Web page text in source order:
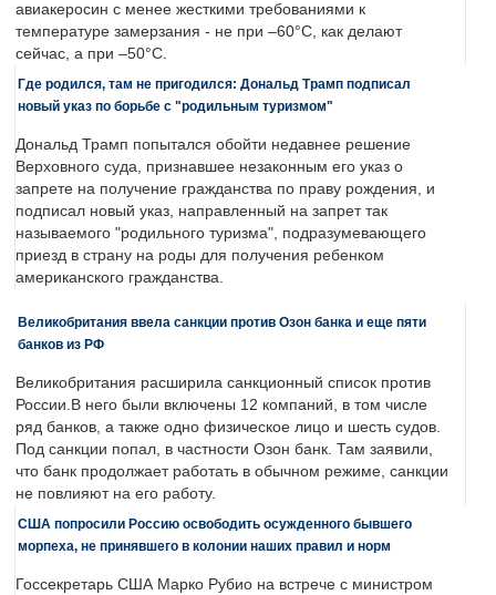
авиакеросин с менее жесткими требованиями к
температуре замерзания - не при –60°C, как делают
сейчас, а при –50°C.
Где родился, там не пригодился: Дональд Трамп подписал
новый указ по борьбе с "родильным туризмом"
Дональд Трамп попытался обойти недавнее решение
Верховного суда, признавшее незаконным его указ о
запрете на получение гражданства по праву рождения, и
подписал новый указ, направленный на запрет так
называемого "родильного туризма", подразумевающего
приезд в страну на роды для получения ребенком
американского гражданства.
Великобритания ввела санкции против Озон банка и еще пяти
банков из РФ
Великобритания расширила санкционный список против
России.В него были включены 12 компаний, в том числе
ряд банков, а также одно физическое лицо и шесть судов.
Под санкции попал, в частности Озон банк. Там заявили,
что банк продолжает работать в обычном режиме, санкции
не повлияют на его работу.
США попросили Россию освободить осужденного бывшего
морпеха, не принявшего в колонии наших правил и норм
Госсекретарь США Марко Рубио на встрече с министром